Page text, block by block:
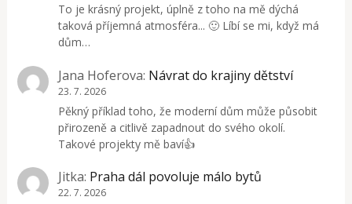
To je krásný projekt, úplně z toho na mě dýchá
taková příjemná atmosféra... 🙂 Líbí se mi, když má
dům…
Jana Hoferova: Návrat do krajiny dětství
23. 7. 2026
Pěkný příklad toho, že moderní dům může působit
přirozeně a citlivě zapadnout do svého okolí.
Takové projekty mě baví👍
Jitka: Praha dál povoluje málo bytů
22. 7. 2026